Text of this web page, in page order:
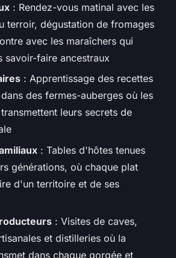
: Rendez-vous matinal avec les
terroir, dégustation de fromages
avec les maraîchers qui
savoir-faire ancestraux
: Apprentissage des recettes
des fermes-auberges où les
leurs secrets de
: Tables d'hôtes tenues
générations, où chaque plat
d'un territoire et de ses
: Visites de caves,
et distilleries où la
dans chaque gorgée et